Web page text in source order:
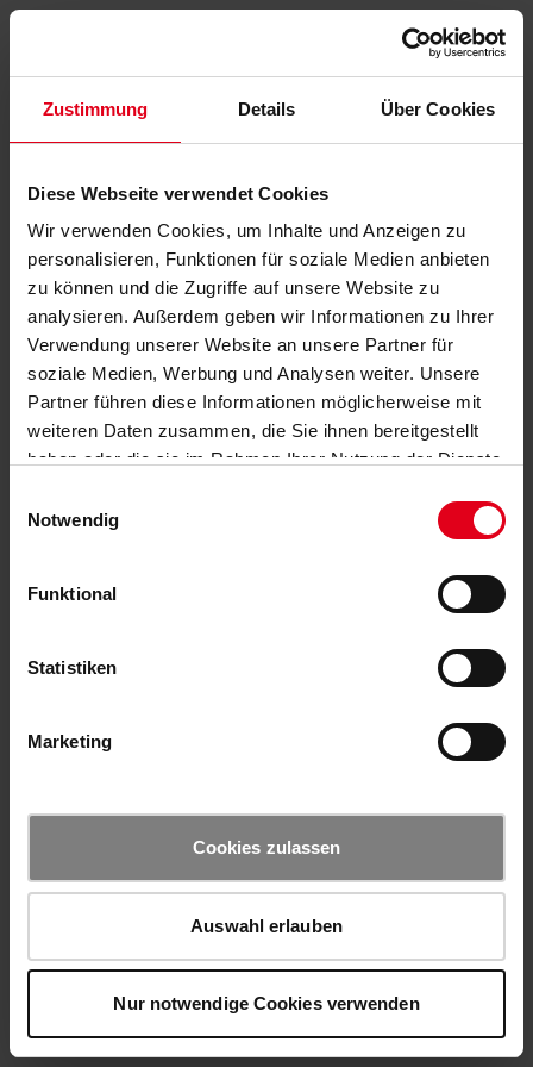
Zustimmung Details Über Cookies
Diese Webseite verwendet Cookies
Wir verwenden Cookies, um Inhalte und Anzeigen zu
personalisieren, Funktionen für soziale Medien anbieten
zu können und die Zugriffe auf unsere Website zu
analysieren. Außerdem geben wir Informationen zu Ihrer
Verwendung unserer Website an unsere Partner für
soziale Medien, Werbung und Analysen weiter. Unsere
Partner führen diese Informationen möglicherweise mit
weiteren Daten zusammen, die Sie ihnen bereitgestellt
haben oder die sie im Rahmen Ihrer Nutzung der Dienste
Notwendig
Funktional
Statistiken
Marketing
Cookies zulassen
Auswahl erlauben
Nur notwendige Cookies verwenden